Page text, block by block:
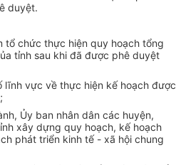
duyệt.
tổ chức thực hiện quy hoạch tổng
tỉnh sau khi đã được phê duyệt
lĩnh vực về thực hiện kế hoạch được
Ủy ban nhân dân các huyện,
xây dựng quy hoạch, kế hoạch
phát triển kinh tế - xã hội chung